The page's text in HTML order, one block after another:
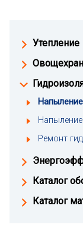
Утепление
Ремонт
Каталог
Каталог